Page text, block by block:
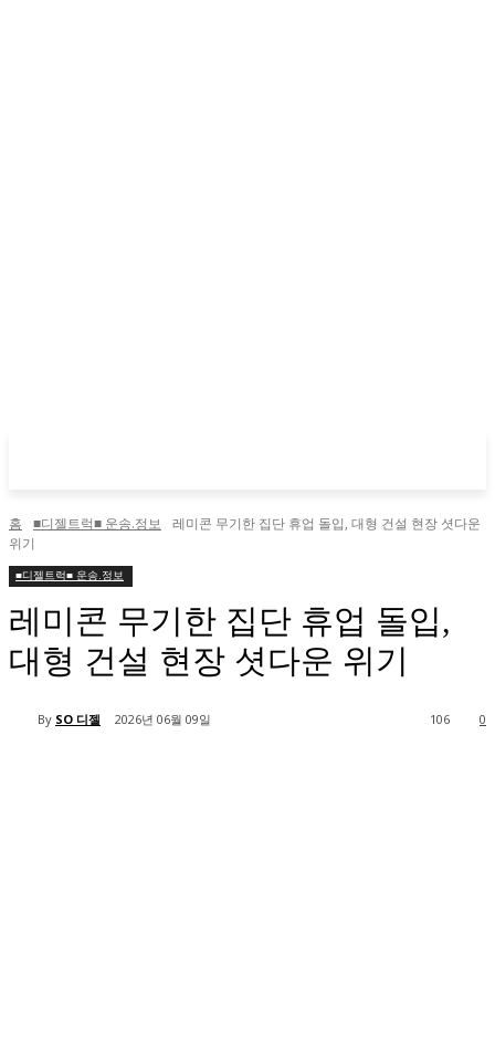
홈 ■디젤트럭■ 운송.정보
레미콘 무기한 집단 휴업 돌입, 대형 건설 현장 셧다운
위기
■디젤트럭■ 운송.정보
레미콘 무기한 집단 휴업 돌입,
대형 건설 현장 셧다운 위기
By SO 디젤 2026년 06월 09일 0
106